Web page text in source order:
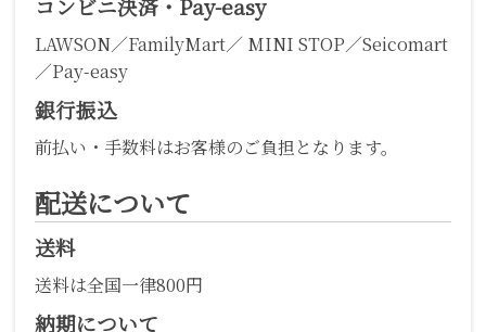
コンビニ決済・Pay-easy
LAWSON／FamilyMart／ MINI STOP／Seicomart
／Pay-easy
銀行振込
前払い・手数料はお客様のご負担となります。
配送について
送料
送料は全国一律800円
納期について